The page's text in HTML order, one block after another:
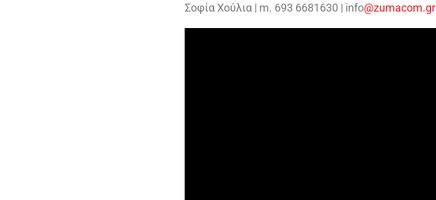
Σοφία Χούλια | m. 693 6681630 | info@zumacom.gr